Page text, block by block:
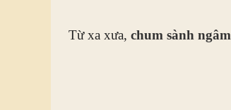
Từ xa xưa, chum sành